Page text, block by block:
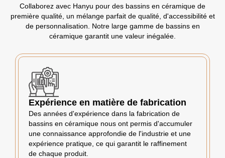
Collaborez avec Hanyu pour des bassins en céramique de
première qualité, un mélange parfait de qualité, d'accessibilité et
de personnalisation. Notre large gamme de bassins en
céramique garantit une valeur inégalée.
Expérience en matière de fabrication
Des années d'expérience dans la fabrication de
bassins en céramique nous ont permis d'accumuler
une connaissance approfondie de l'industrie et une
expérience pratique, ce qui garantit le raffinement
de chaque produit.